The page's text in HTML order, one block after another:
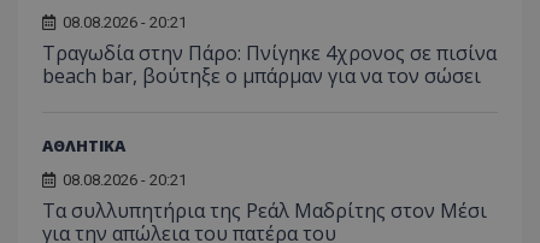
08.08.2026 - 20:21
Τραγωδία στην Πάρο: Πνίγηκε 4χρονος σε πισίνα
beach bar, βούτηξε ο μπάρμαν για να τον σώσει
ΑΘΛΗΤΙΚΑ
08.08.2026 - 20:21
Τα συλλυπητήρια της Ρεάλ Μαδρίτης στον Μέσι
για την απώλεια του πατέρα του